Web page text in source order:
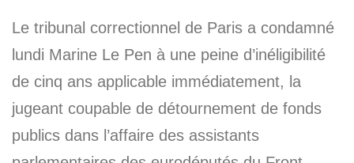
Le tribunal correctionnel de Paris a condamné
lundi Marine Le Pen à une peine d’inéligibilité
de cinq ans applicable immédiatement, la
jugeant coupable de détournement de fonds
publics dans l’affaire des assistants